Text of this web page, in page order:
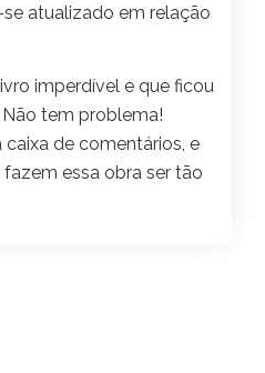
atualizado em relação
imperdível e que ficou
tem problema!
caixa de comentários, e
essa obra ser tão